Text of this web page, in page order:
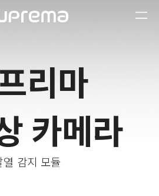
리마
카메라
열 감지 모듈